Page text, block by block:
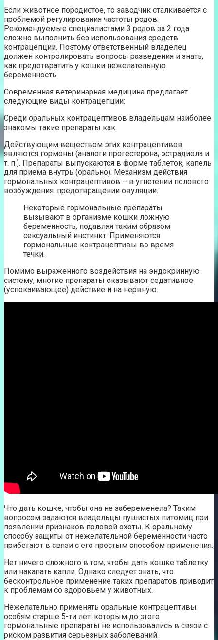
Если животное породистое, то заводчик сталкивается с
проблемой регулирования частоты родов.
Рекомендуемые специалистами 3 родов за 2 года
сложно выполнить без использования средств
контрацепции. Поэтому ответственный владелец
должен контролировать вопросы разведения и знать,
как предотвратить у кошки нежелательную
беременность.
Современная ветеринарная медицина предлагает
следующие виды контрацепции:
Среди оральных контрацептивов владельцам наиболее
знакомы такие препараты как:
Действующим веществом этих контрацептивов
являются гормоны (аналоги прогестерона, эстрадиола и
т. п.). Препараты выпускаются в форме таблеток, капель
для приема внутрь (орально). Механизм действия
гормональных контрацептивов – в угнетении полового
возбуждения, предотвращении овуляции.
Некоторые гормональные препараты
вызывают в организме кошки ложную
беременность, подавляя таким образом
сексуальный инстинкт. Применяются
гормональные контрацептивы во время
течки.
Помимо выраженного воздействия на эндокринную
систему, многие препараты оказывают седативное
(успокаивающее) действие и на нервную.
Что дать кошке, чтобы она не забеременела? Таким
вопросом задаются владельцы пушистых питомиц при
появлении признаков половой охоты. К оральному
способу защиты от нежелательной беременности часто
прибегают в связи с его простым способом применения.
Нет ничего сложного в том, чтобы дать кошке таблетку
или накапать капли. Однако следует знать, что
бесконтрольное применение таких препаратов приводит
к проблемам со здоровьем у животных.
Нежелательно применять оральные контрацептивы
особям старше 5-ти лет, которым до этого
гормональные препараты не использовались в связи с
риском развития серьезных заболеваний.